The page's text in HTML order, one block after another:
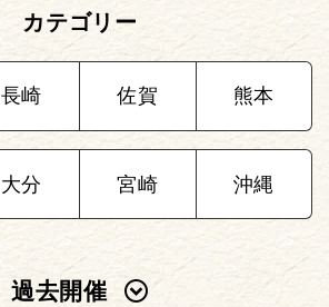
カテゴリー
長崎 佐賀 熊本
大分 宮崎 沖縄
過去開催